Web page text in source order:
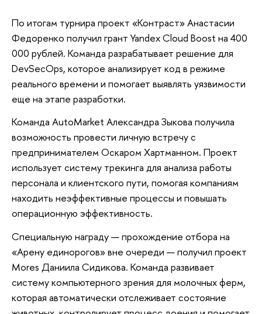
По итогам турнира проект «Контраст» Анастасии
Федоренко получил грант Yandex Cloud Boost на 400
000 рублей. Команда разрабатывает решение для
DevSecOps, которое анализирует код в режиме
реального времени и помогает выявлять уязвимости
еще на этапе разработки.
Команда AutoMarket Александра Зыкова получила
возможность провести личную встречу с
предпринимателем Оскаром Хартманном. Проект
использует систему трекинга для анализа работы
персонала и клиентского пути, помогая компаниям
находить неэффективные процессы и повышать
операционную эффективность.
Специальную награду — прохождение отбора на
«Арену единорогов» вне очереди — получил проект
Mores Даниила Сидикова. Команда развивает
систему компьютерного зрения для молочных ферм,
которая автоматически отслеживает состояние